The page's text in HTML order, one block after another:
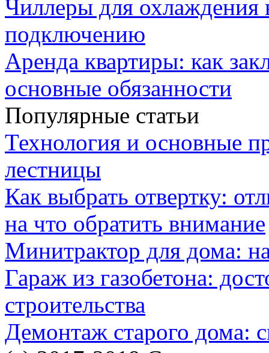
Чиллеры для охлаждения
подключению
Аренда квартиры: как
основные обязанности
Популярные статьи
Технология и основные
лестницы
Как выбрать отвертку:
на что обратить внимание
Минитрактор для дома:
Гараж из газобетона:
строительства
Демонтаж старого дома: